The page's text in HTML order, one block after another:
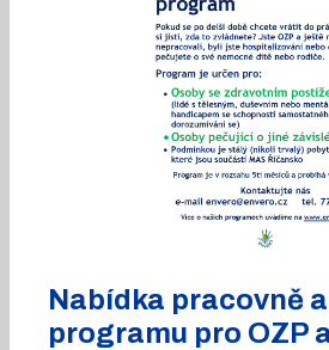
Nabídka pracovně
programu pro OZP